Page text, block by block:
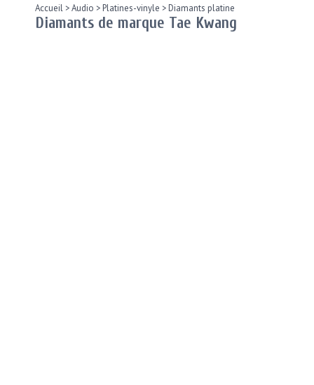
Accueil >Audio >Platines-vinyle >Diamants platine
Diamants de marque Tae Kwang